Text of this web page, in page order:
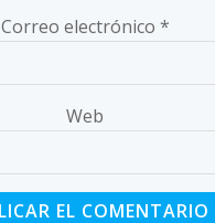
Correo electrónico *
Web